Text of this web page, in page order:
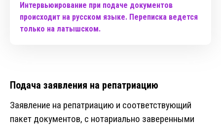
Интервьюирование при подаче документов
происходит на русском языке. Переписка ведется
только на латышском.
Подача заявления на репатриацию
Заявление на репатриацию и соответствующий
пакет документов, с нотариально заверенными